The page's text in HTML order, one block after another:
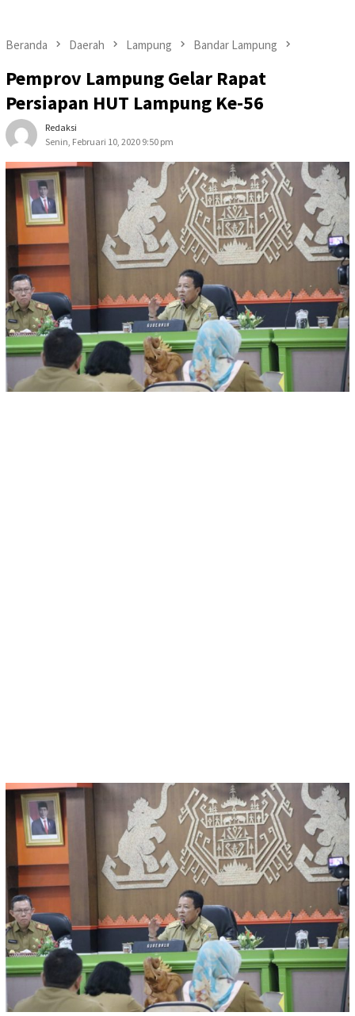
Beranda Daerah Lampung Bandar Lampung
Pemprov Lampung Gelar Rapat
Persiapan HUT Lampung Ke-56
Redaksi
Senin, Februari 10, 2020 9:50 pm